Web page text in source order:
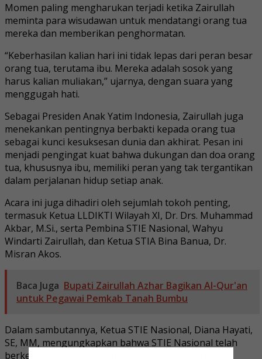
Momen paling mengharukan terjadi ketika Zairullah
meminta para wisudawan untuk mendatangi orang tua
mereka dan memberikan penghormatan.
“Keberhasilan kalian hari ini tidak lepas dari peran besar
orang tua, terutama ibu. Mereka adalah sosok yang
harus kalian muliakan,” ujarnya, dengan suara yang
menggugah hati.
Sebagai Presiden Anak Yatim Indonesia, Zairullah juga
menekankan pentingnya berbakti kepada orang tua
sebagai kunci kesuksesan dunia dan akhirat. Pesan ini
menjadi pengingat kuat bahwa dukungan dan doa orang
tua, khususnya ibu, memiliki peran yang tak tergantikan
dalam perjalanan hidup setiap anak.
Acara ini juga dihadiri oleh sejumlah tokoh penting,
termasuk Ketua LLDIKTI Wilayah XI, Dr. Drs. Muhammad
Akbar, M.Si., serta Pembina STIE Nasional, Wahyu
Windarti Zairullah, dan Ketua STIA Bina Banua, Dr.
Misran Akos.
Baca Juga Bupati Zairullah Azhar Bagikan Al-Qur'an
untuk Pegawai Pemkab Tanah Bumbu
Dalam sambutannya, Ketua STIE Nasional, Diana Hayati,
SE, MM, mengungkapkan bahwa STIE Nasional telah
berkembang pesat selama 40 tahun dan telah